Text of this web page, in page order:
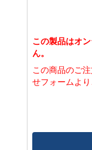
この製品はオ
ん。
この商品のご
せフォームより